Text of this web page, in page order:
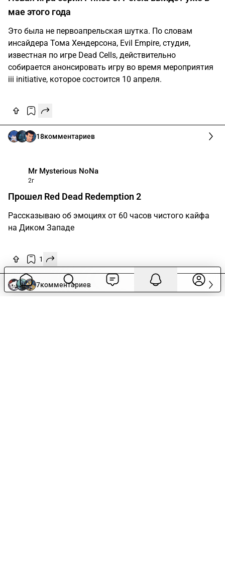
мае этого года
Это была не первоапрельская шутка. По словам
инсайдера Тома Хендерсона, Evil Empire, студия,
известная по игре Dead Cells, действительно
собирается анонсировать игру во время мероприятия
iii initiative, которое состоится 10 апреля.
18комментариев
Mr Mysterious NoName
2г
Прошел Red Dead Redemption 2
Рассказываю об эмоциях от 60 часов чистого кайфа
на Диком Западе
1
7комментариев